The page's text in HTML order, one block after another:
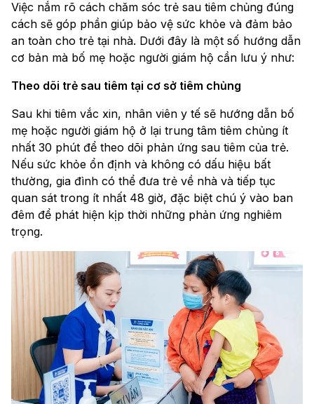
Việc nắm rõ cách chăm sóc trẻ sau tiêm chủng đúng
cách sẽ góp phần giúp bảo vệ sức khỏe và đảm bảo
an toàn cho trẻ tại nhà. Dưới đây là một số hướng dẫn
cơ bản mà bố mẹ hoặc người giám hộ cần lưu ý như:
Theo dõi trẻ sau tiêm tại cơ sở tiêm chủng
Sau khi tiêm vắc xin, nhân viên y tế sẽ hướng dẫn bố
mẹ hoặc người giám hộ ở lại trung tâm tiêm chủng ít
nhất 30 phút để theo dõi phản ứng sau tiêm của trẻ.
Nếu sức khỏe ổn định và không có dấu hiệu bất
thường, gia đình có thể đưa trẻ về nhà và tiếp tục
quan sát trong ít nhất 48 giờ, đặc biệt chú ý vào ban
đêm để phát hiện kịp thời những phản ứng nghiêm
trọng.